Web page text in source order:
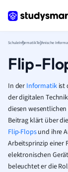
SchuleInformatikTechnische
Flip-
In der Informatikist
der digitalen
diesen
Beitrag klärt über
Flip-Flopsund ihre
Arbeitsprinzip einer
elektronischen
beleuchtet er die